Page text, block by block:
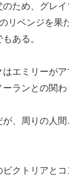
ため、グレ
リベンジを果
ある。
エミリーがア
ランとの関わ
、周りの人
クトリアと